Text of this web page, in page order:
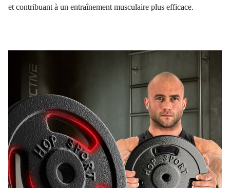
et contribuant à un entraînement musculaire plus efficace.